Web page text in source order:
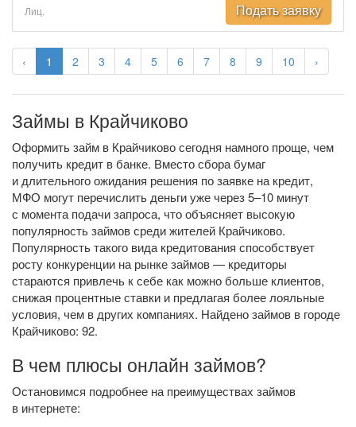
‹ 1 2 3 4 5 6 7 8 9 10 ›
Лиц. Подать заявку
Займы в Крайчиково
Оформить займ в Крайчиково сегодня намного проще, чем
получить кредит в банке. Вместо сбора бумаг
и длительного ожидания решения по заявке на кредит,
МФО могут перечислить деньги уже через 5–10 минут
с момента подачи запроса, что объясняет высокую
популярность займов среди жителей Крайчиково.
Популярность такого вида кредитования способствует
росту конкуренции на рынке займов — кредиторы
стараются привлечь к себе как можно больше клиентов,
снижая процентные ставки и предлагая более лояльные
условия, чем в других компаниях. Найдено займов в городе
Крайчиково: 92.
В чем плюсы онлайн займов?
Остановимся подробнее на преимуществах займов
в интернете: